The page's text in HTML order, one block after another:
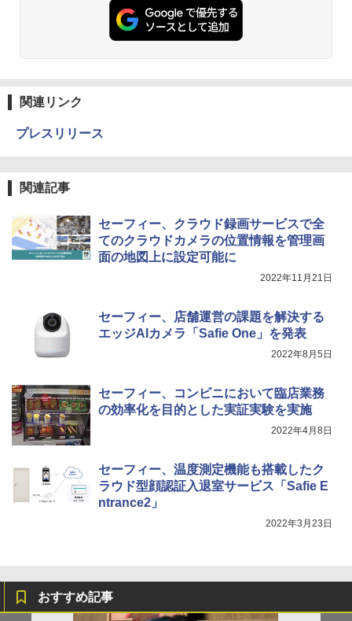
関連リンク
プレスリリース
関連記事
セーフィー、クラウド録画サービスで全
てのクラウドカメラの位置情報を管理画
面の地図上に設定可能に
2022年11月21日
セーフィー、店舗運営の課題を解決する
エッジAIカメラ「Safie One」を発表
2022年8月5日
セーフィー、コンビニにおいて臨店業務
の効率化を目的とした実証実験を実施
2022年4月8日
セーフィー、温度測定機能も搭載したク
ラウド型顔認証入退室サービス「Safie E
ntrance2」
2022年3月23日
おすすめ記事